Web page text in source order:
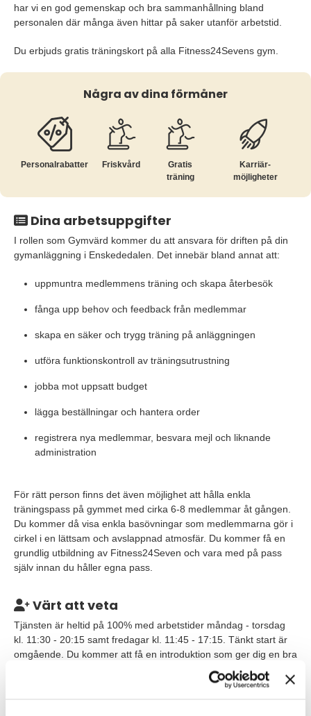
har vi en god gemenskap och bra sammanhållning bland
personalen där många även hittar på saker utanför arbetstid.
Du erbjuds gratis träningskort på alla Fitness24Sevens gym.
Några av dina förmåner
Personalrabatter Friskvård
Gratis
träning
Karriär­
möjligheter
Dina arbetsuppgifter
I rollen som Gymvärd kommer du att ansvara för driften på din
gymanläggning i Enskededalen. Det innebär bland annat att:
uppmuntra medlemmens träning och skapa återbesök
fånga upp behov och feedback från medlemmar
skapa en säker och trygg träning på anläggningen
utföra funktionskontroll av träningsutrustning
jobba mot uppsatt budget
lägga beställningar och hantera order
registrera nya medlemmar, besvara mejl och liknande
administration
För rätt person finns det även möjlighet att hålla enkla
träningspass på gymmet med cirka 6-8 medlemmar åt gången.
Du kommer då visa enkla basövningar som medlemmarna gör i
cirkel i en lättsam och avslappnad atmosfär. Du kommer få en
grundlig utbildning av Fitness24Seven och vara med på pass
själv innan du håller egna pass.
Värt att veta
Tjänsten är heltid på 100% med arbetstider måndag - torsdag
kl. 11:30 - 20:15 samt fredagar kl. 11:45 - 17:15. Tänkt start är
omgående. Du kommer att få en introduktion som ger dig en bra
grund att bygga vidare på i rollen som Gymvärd.